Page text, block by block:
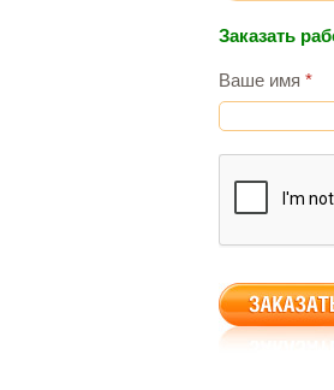
Заказать
Ваше имя *